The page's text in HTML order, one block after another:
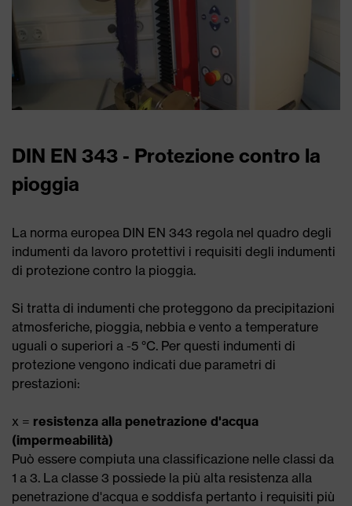
DIN EN 343 - Protezione contro la
pioggia
La norma europea DIN EN 343 regola nel quadro degli
indumenti da lavoro protettivi i requisiti degli indumenti
di protezione contro la pioggia.
Si tratta di indumenti che proteggono da precipitazioni
atmosferiche, pioggia, nebbia e vento a temperature
uguali o superiori a -5 °C. Per questi indumenti di
protezione vengono indicati due parametri di
prestazioni:
x = resistenza alla penetrazione d'acqua
(impermeabilità)
Può essere compiuta una classificazione nelle classi da
1 a 3. La classe 3 possiede la più alta resistenza alla
penetrazione d'acqua e soddisfa pertanto i requisiti più